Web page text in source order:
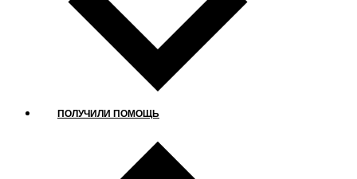
ПОЛУЧИЛИ ПОМОЩЬ